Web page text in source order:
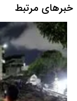
خبرهای مرتبط